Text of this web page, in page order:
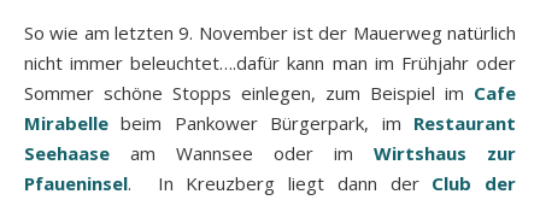
So wie am letzten 9. November ist der Mauerweg natürlich
nicht immer beleuchtet….dafür kann man im Frühjahr oder
Sommer schöne Stopps einlegen, zum Beispiel im Cafe
Mirabelle beim Pankower Bürgerpark, im Restaurant
Seehaase am Wannsee oder im Wirtshaus zur
Pfaueninsel. In Kreuzberg liegt dann der Club der